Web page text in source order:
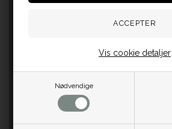
Nødvendige
Vis cookie detaljer